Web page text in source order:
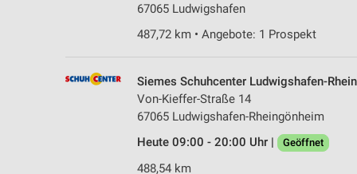
67065 Ludwigshafen
487,72 km • Angebote: 1 Prospekt
Siemes Schuhcenter Ludwigshafen-
Von-Kieffer-Straße 14
67065 Ludwigshafen-Rheingönheim
Heute 09:00 - 20:00 Uhr |
Geöffnet
488,54 km